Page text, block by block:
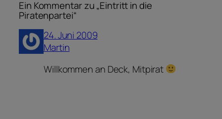
Ein Kommentar zu „Eintritt in die
Piratenpartei“
24. Juni 2009
Martin
Willkommen an Deck, Mitpirat